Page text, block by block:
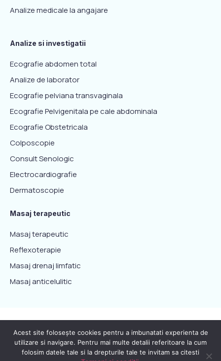
Analize medicale la angajare
Analize si investigatii
Ecografie abdomen total
Analize de laborator
Ecografie pelviana transvaginala
Ecografie Pelvigenitala pe cale abdominala
Ecografie Obstetricala
Colposcopie
Consult Senologic
Electrocardiografie
Dermatoscopie
Masaj terapeutic
Masaj terapeutic
Reflexoterapie
Masaj drenaj limfatic
Masaj anticelulitic
Termeni si conditii
ANPC
Acest site foloseşte cookies pentru a imbunatati experienta de
utilizare si navigare. Pentru mai multe detalii referitoare la cum
folosim datele tale si la drepturile tale te invitam sa citesti